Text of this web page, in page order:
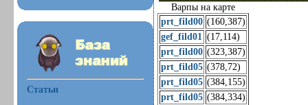
Статьи
Варпы на карте
prt_fild00 (160,387)
gef_fild01
(17,114)
prt_fild00 (323,387)
prt_fild05 (378,72)
prt_fild05 (384,155)
prt_fild05 (384,334)